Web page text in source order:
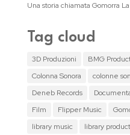
Una storia chiamata Gomorra
Tag cloud
3D Produzioni BMG
Colonna Sonora
colonne
Deneb Records
Film
Flipper Music
library music
library